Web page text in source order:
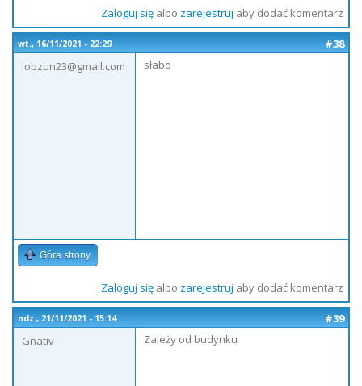
Zaloguj sięalbo zarejestruj aby dodać komentarz
wt., 16/11/2021 - 22:29
#38
lobzun23@gmail.com
słabo
Góra strony
Zaloguj sięalbo zarejestruj aby dodać komentarz
ndz., 21/11/2021 - 15:14
#39
Gnativ
Zależy od budynku